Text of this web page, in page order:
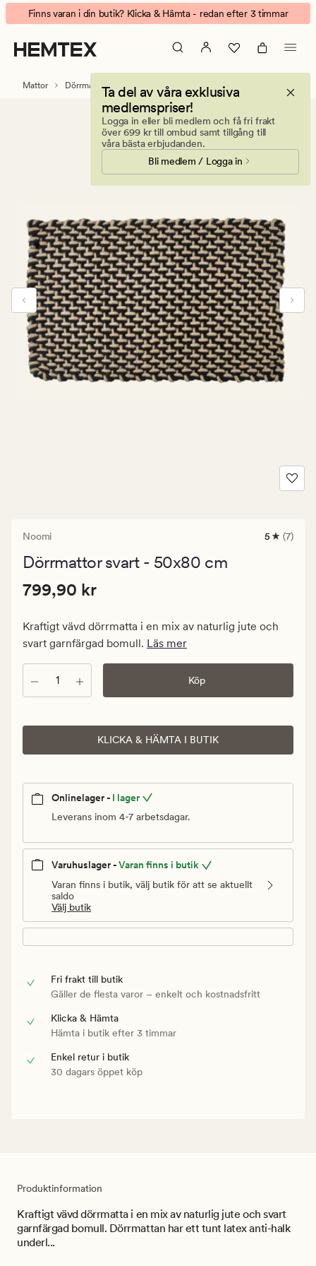
Noomi
Dörrmattor
svart
Animerad
banner.
Klicka
på
Finns varan i din butik? Klicka & Hämta - redan efter 3 timmar
Ta del av våra exklusiva
medlemspriser!
Logga in eller bli medlem och få fri frakt
över 699 kr till ombud samt tillgång till
våra bästa erbjudanden.
Bli medlem / Logga in
Mattor Dörrmattor
Noomi
7
5 (7)
Dörrmattor svart - 50x80 cm
Pris
799,90
Ordinarie
799,90
kr
Pris 799,90 kr
799,90 kr
Kraftigt vävd dörrmatta i en mix av naturlig jute och
svart garnfärgad bomull. Läs mer
Antal Köp
KLICKA & HÄMTA I BUTIK
Onlinelager - I lager
Leverans inom 4-7 arbetsdagar.
Varuhuslager -Varan finns i butik
Varan finns i butik, välj butik för att se aktuellt
saldo
Välj butik
Fri frakt till butik
Gäller de flesta varor – enkelt och kostnadsfritt
Klicka & Hämta
Hämta i butik efter 3 timmar
Enkel retur i butik
30 dagars öppet köp
Produktinformation
Kraftigt vävd dörrmatta i en mix av naturlig jute och svart
garnfärgad bomull. Dörrmattan har ett tunt latex anti-halk
underl...